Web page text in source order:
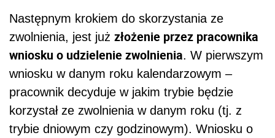
Następnym krokiem do skorzystania ze
zwolnienia, jest już złożenie przez pracownika
wniosku o udzielenie zwolnienia. W pierwszym
wniosku w danym roku kalendarzowym –
pracownik decyduje w jakim trybie będzie
korzystał ze zwolnienia w danym roku (tj. z
trybie dniowym czy godzinowym). Wniosku o